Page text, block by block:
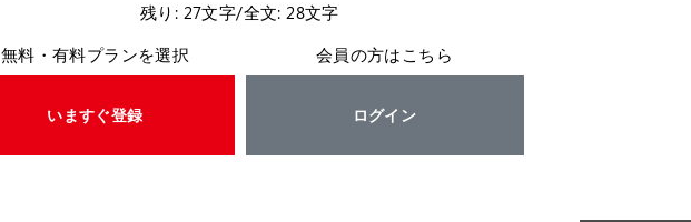
残り: 27文字/全文: 28文字
無料・有料プランを選択
いますぐ登録
会員の方はこちら
ログイン